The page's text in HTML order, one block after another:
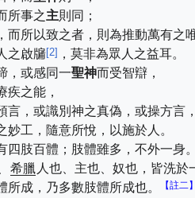
所事之主則同；
而所以致之者，則為推動萬有之
之啟牖[2] ，莫非為眾人之益耳。
，或感同一聖神而受智辯，
疾之能，
言，或識別神之真偽，或操方言
妙工，隨意所悅，以施於人。
四肢百體；肢體雖多，不外一身
希臘 人也、主也、奴也，皆洗於
所成，乃多數肢體所成也。 【註二】